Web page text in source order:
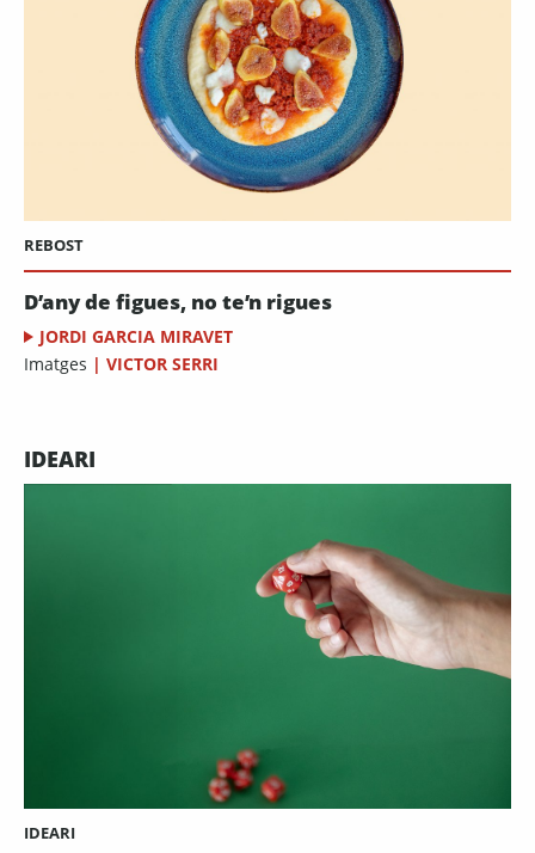
REBOST
D’any de figues, no te’n rigues
JORDI GARCIA MIRAVET
Imatges | VICTOR SERRI
IDEARI
IDEARI